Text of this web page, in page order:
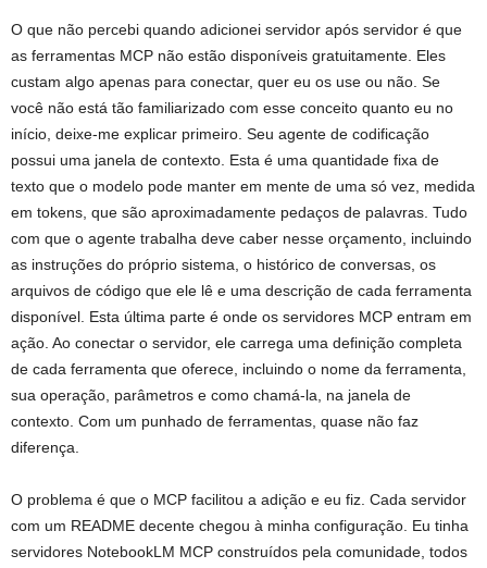
O que não percebi quando adicionei servidor após servidor é que
as ferramentas MCP não estão disponíveis gratuitamente. Eles
custam algo apenas para conectar, quer eu os use ou não. Se
você não está tão familiarizado com esse conceito quanto eu no
início, deixe-me explicar primeiro. Seu agente de codificação
possui uma janela de contexto. Esta é uma quantidade fixa de
texto que o modelo pode manter em mente de uma só vez, medida
em tokens, que são aproximadamente pedaços de palavras. Tudo
com que o agente trabalha deve caber nesse orçamento, incluindo
as instruções do próprio sistema, o histórico de conversas, os
arquivos de código que ele lê e uma descrição de cada ferramenta
disponível. Esta última parte é onde os servidores MCP entram em
ação. Ao conectar o servidor, ele carrega uma definição completa
de cada ferramenta que oferece, incluindo o nome da ferramenta,
sua operação, parâmetros e como chamá-la, na janela de
contexto. Com um punhado de ferramentas, quase não faz
diferença.
O problema é que o MCP facilitou a adição e eu fiz. Cada servidor
com um README decente chegou à minha configuração. Eu tinha
servidores NotebookLM MCP construídos pela comunidade, todos